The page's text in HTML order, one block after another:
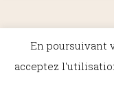
En poursuivant
acceptez